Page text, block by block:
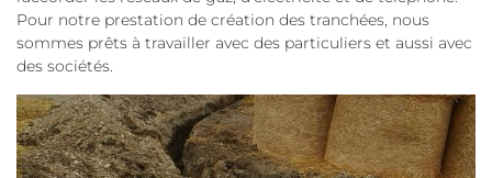
Pour notre prestation de création des tranchées, nous
sommes prêts à travailler avec des particuliers et aussi avec
des sociétés.